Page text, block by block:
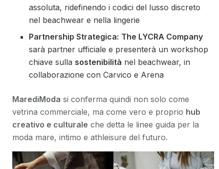
assoluta, ridefinendo i codici del lusso discreto
nel beachwear e nella lingerie
Partnership Strategica: The LYCRA Company
sarà partner ufficiale e presenterà un workshop
chiave sulla sostenibilità nel beachwear, in
collaborazione con Carvico e Arena
MarediModa si conferma quindi non solo come
vetrina commerciale, ma come vero e proprio hub
creativo e culturale che detta le linee guida per la
moda mare, intimo e athleisure del futuro.